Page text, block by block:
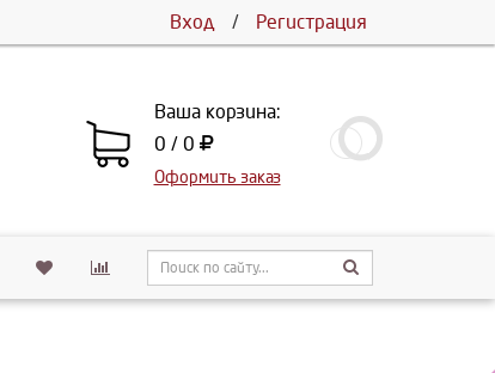
Вход / Регистрация
Ваша корзина:
0 / 0
Оформить заказ